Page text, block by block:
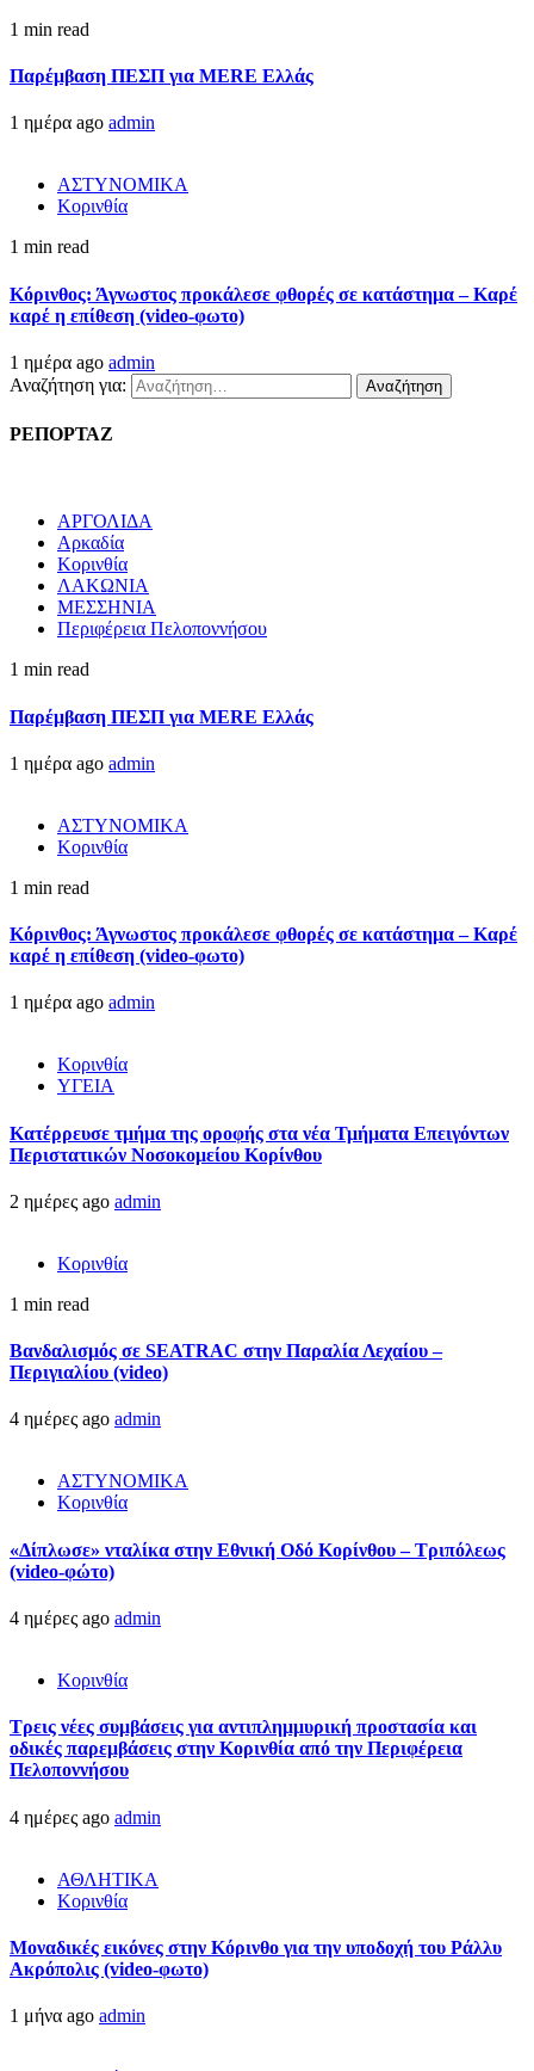
1 min read
Παρέμβαση ΠΕΣΠ για MERE Ελλάς
1 ημέρα ago admin
ΑΣΤΥΝΟΜΙΚΑ
Κορινθία
1 min read
Κόρινθος: Άγνωστος προκάλεσε φθορές σε κατάστημα – Καρέ
καρέ η επίθεση (video-φωτο)
1 ημέρα ago admin
Αναζήτηση για:
ΡΕΠΟΡΤΑΖ
ΑΡΓΟΛΙΔΑ
Αρκαδία
Κορινθία
ΛΑΚΩΝΙΑ
ΜΕΣΣΗΝΙΑ
Περιφέρεια Πελοποννήσου
1 min read
Παρέμβαση ΠΕΣΠ για MERE Ελλάς
1 ημέρα ago admin
ΑΣΤΥΝΟΜΙΚΑ
Κορινθία
1 min read
Κόρινθος: Άγνωστος προκάλεσε φθορές σε κατάστημα – Καρέ
καρέ η επίθεση (video-φωτο)
1 ημέρα ago admin
Κορινθία
ΥΓΕΙΑ
Kατέρρευσε τμήμα της οροφής στα νέα Τμήματα Επειγόντων
Περιστατικών Νοσοκομείου Κορίνθου
2 ημέρες ago admin
Κορινθία
1 min read
Βανδαλισμός σε SEATRAC στην Παραλία Λεχαίου –
Περιγιαλίου (video)
4 ημέρες ago admin
ΑΣΤΥΝΟΜΙΚΑ
Κορινθία
«Δίπλωσε» νταλίκα στην Εθνική Oδό Κορίνθου – Τριπόλεως
(video-φώτο)
4 ημέρες ago admin
Κορινθία
Τρεις νέες συμβάσεις για αντιπλημμυρική προστασία και
οδικές παρεμβάσεις στην Κορινθία από την Περιφέρεια
Πελοποννήσου
4 ημέρες ago admin
ΑΘΛΗΤΙΚΑ
Κορινθία
Μοναδικές εικόνες στην Κόρινθο για την υποδοχή του Ράλλυ
Ακρόπολις (video-φωτο)
1 μήνα ago admin